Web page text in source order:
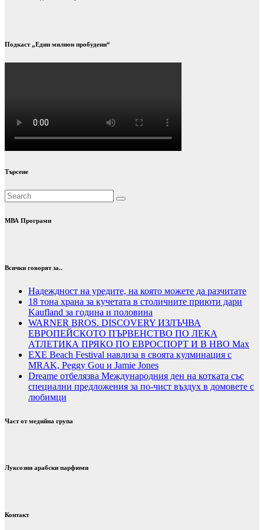
Подкаст „Един милион пробудени“
Търсене
МВА Програми
Всички говорят за..
Надеждност на уредите, на която можете да разчитате
18 тона храна за кучетата в столичните приюти дари
Kaufland за година и половина
WARNER BROS. DISCOVERY ИЗЛЪЧВА
ЕВРОПЕЙСКОТО ПЪРВЕНСТВО ПО ЛЕКА
АТЛЕТИКА ПРЯКО ПО ЕВРОСПОРТ И В НВО Мах
EXE Beach Festival навлиза в своята кулминация с
MRAK, Peggy Gou и Jamie Jones
Dreame отбелязва Международния ден на котката със
специални предложения за по-чист въздух в домовете с
любимци
Част от медийна група
Луксозни арабски парфюми
Контакт